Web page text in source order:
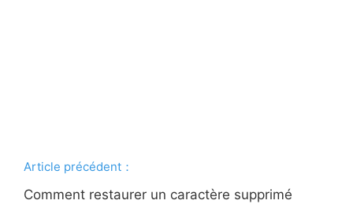
Article précédent：
Comment restaurer un caractère supprimé